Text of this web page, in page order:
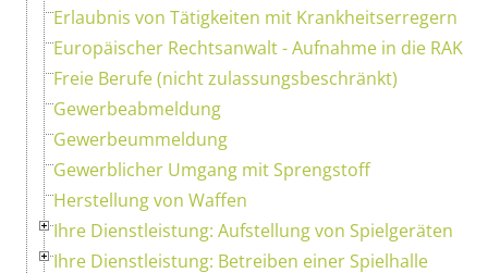
Erlaubnis von Tätigkeiten mit Krankheitserregern
Europäischer Rechtsanwalt - Aufnahme in die RAK
Freie Berufe (nicht zulassungsbeschränkt)
Gewerbeabmeldung
Gewerbeummeldung
Gewerblicher Umgang mit Sprengstoff
Herstellung von Waffen
Ihre Dienstleistung: Aufstellung von Spielgeräten
Ihre Dienstleistung: Betreiben einer Spielhalle